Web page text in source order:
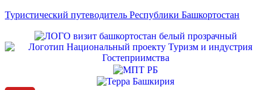
Туристический путеводитель Республики Башкортостан